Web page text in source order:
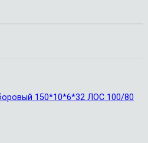
150*10*6*32 ЛОС 100/80